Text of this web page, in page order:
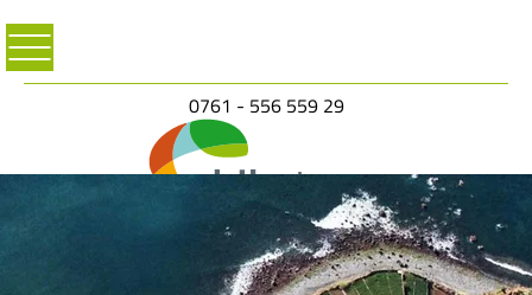
0761 - 556 559 29